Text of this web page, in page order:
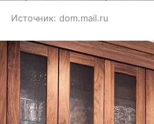
Источник: dom.mail.ru